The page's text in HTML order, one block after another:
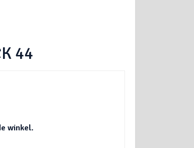
44
winkel.